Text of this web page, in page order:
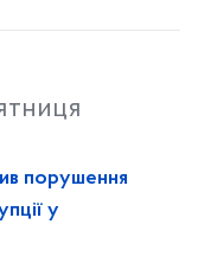
порушення
у